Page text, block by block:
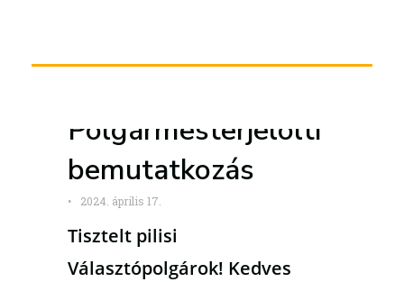
Polgármesterjelölti
bemutatkozás
• 2024. április 17.
Tisztelt pilisi
Választópolgárok! Kedves